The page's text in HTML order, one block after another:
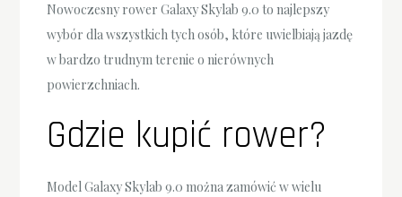
Nowoczesny rower Galaxy Skylab 9.0 to najlepszy
wybór dla wszystkich tych osób, które uwielbiają jazdę
w bardzo trudnym terenie o nierównych
powierzchniach.
Gdzie kupić rower?
Model Galaxy Skylab 9.0 można zamówić w wielu